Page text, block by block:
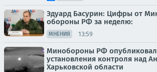
Эдуард Басурин: Цифры от
обороны РФ за неделю:
МНЕНИЯ 13:59
Минобороны РФ
установления контроля над
Харьковской области